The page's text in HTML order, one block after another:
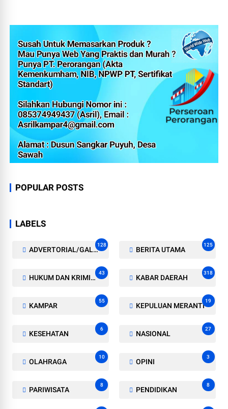
POPULAR POSTS
LABELS
ADVERTORIAL/GALERI
128
BERITA UTAMA
125
HUKUM DAN KRIMINAL
43
KABAR DAERAH
318
KAMPAR
55
KEPULUAN MERANTI
19
KESEHATAN
6
NASIONAL
27
OLAHRAGA
10
OPINI
3
PARIWISATA
8
PENDIDIKAN
8